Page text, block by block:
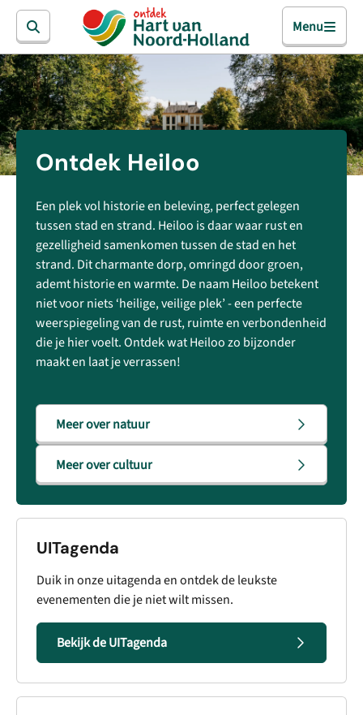
Menu
Ontdek Heiloo
Een plek vol historie en beleving, perfect gelegen
tussen stad en strand. Heiloo is daar waar rust en
gezelligheid samenkomen tussen de stad en het
strand. Dit charmante dorp, omringd door groen,
ademt historie en warmte. De naam Heiloo betekent
niet voor niets ‘heilige, veilige plek’ - een perfecte
weerspiegeling van de rust, ruimte en verbondenheid
die je hier voelt. Ontdek wat Heiloo zo bijzonder
maakt en laat je verrassen!
Meer over natuur
Meer over cultuur
UITagenda
Duik in onze uitagenda en ontdek de leukste
evenementen die je niet wilt missen.
Bekijk de UITagenda